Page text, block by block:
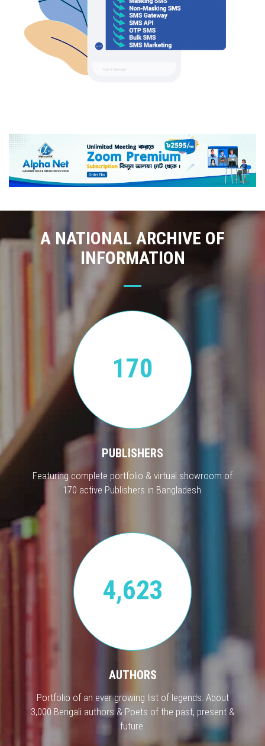
A NATIONAL ARCHIVE OF
INFORMATION
170
PUBLISHERS
Featuring complete portfolio & virtual showroom of
170 active Publishers in Bangladesh.
4,623
AUTHORS
Portfolio of an ever growing list of legends. About
3,000 Bengali authors & Poets of the past, present &
future.